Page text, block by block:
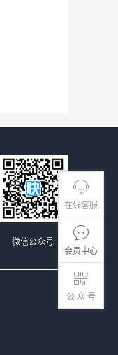
在线客服
会员中心
公 众 号
微信公众号